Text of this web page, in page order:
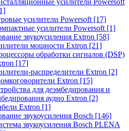
усилители Powersoft
усилители Powersoft [17]
усилители Powersoft [1]
звукоусиления Extron [58]
мощности Extron [21]
обработки сигналов (DSP)
[17]
распределители Extron [2]
Extron [15]
для деэмбедирования и
аудио Extron [2]
Extron [1]
звукоусиления Bosch [146]
звукоусиления Bosch PLENA